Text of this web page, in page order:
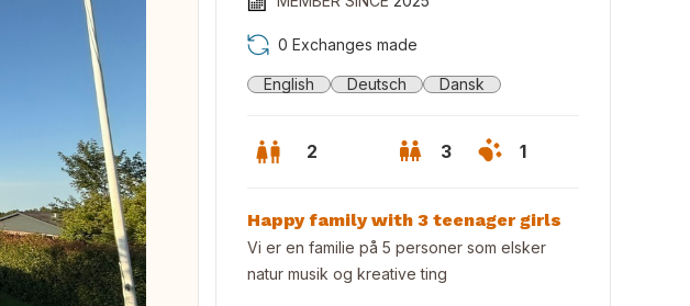
0 Exchanges made
English Deutsch Dansk
2 3 1
Happy family with 3 teenager girls
Vi er en familie på 5 personer som elsker
natur musik og kreative ting